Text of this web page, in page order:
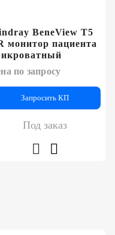
BeneView T5
монитор пациента
по запросу
Запросить КП
Под заказ